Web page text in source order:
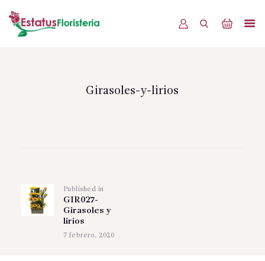
PRODUCTOS
Girasoles-y-lirios
entradasPublished in
GIR027-
Girasoles y
lirios
7 febrero, 2020